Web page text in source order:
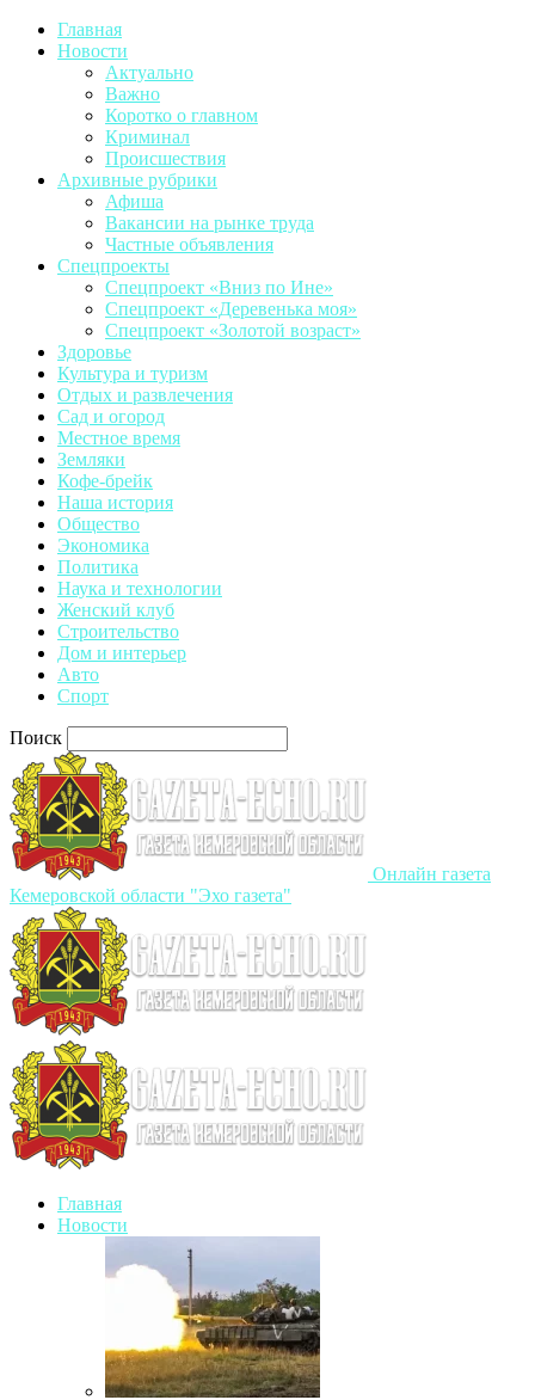
Главная
Новости
Актуально
Важно
Коротко о главном
Криминал
Происшествия
Архивные рубрики
Афиша
Вакансии на рынке труда
Частные объявления
Спецпроекты
Спецпроект «Вниз по Ине»
Спецпроект «Деревенька моя»
Спецпроект «Золотой возраст»
Здоровье
Культура и туризм
Отдых и развлечения
Сад и огород
Местное время
Земляки
Кофе-брейк
Наша история
Общество
Экономика
Политика
Наука и технологии
Женский клуб
Строительство
Дом и интерьер
Авто
Спорт
Поиск
Онлайн газета
Кемеровской области "Эхо газета"
Главная
Новости